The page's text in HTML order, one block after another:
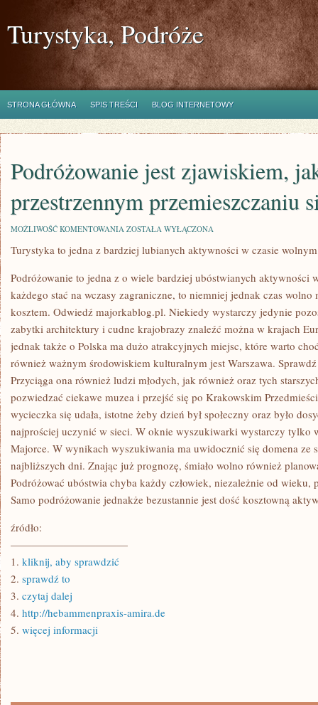
Turystyka, Podróże
STRONA GŁÓWNA SPIS TREŚCI BLOG INTERNETOWY
Podróżowanie jest zjawiskiem,
przestrzennym przemieszczaniu
MOŻLIWOŚĆ KOMENTOWANIA PODRÓŻOWANIE
ZJAWISKIEM,
JAKIE
NA
PRZESTRZENNYM
PRZEMIESZCZANIU
SIĘ
LUDNOŚCI
ZOSTAŁA WYŁĄCZONA
Turystyka to jedna z bardziej lubianych aktywności w czasie wolnym
Podróżowanie to jedna z o wiele bardziej ubóstwianych aktywności
każdego stać na wczasy zagraniczne, to niemniej jednak czas wolno
kosztem. Odwiedź majorkablog.pl. Niekiedy wystarczy jedynie
zabytki architektury i cudne krajobrazy znaleźć można w krajach
jednak także o Polska ma dużo atrakcyjnych miejsc, które warto
również ważnym środowiskiem kulturalnym jest Warszawa.
Przyciąga ona również ludzi młodych, jak również oraz tych
pozwiedzać ciekawe muzea i przejść się po Krakowskim
wycieczka się udała, istotne żeby dzień był społeczny oraz było
najprościej uczynić w sieci. W oknie wyszukiwarki wystarczy tylko
Majorce. W wynikach wyszukiwania ma uwidocznić się domena ze
najbliższych dni. Znając już prognozę, śmiało wolno również
Podróżować ubóstwia chyba każdy człowiek, niezależnie od wieku,
Samo podróżowanie jednakże bezustannie jest dość kosztowną
źródło:
———————————
1. kliknij, aby sprawdzić
2. sprawdź to
3. czytaj dalej
4. http://hebammenpraxis-amira.de
5. więcej informacji